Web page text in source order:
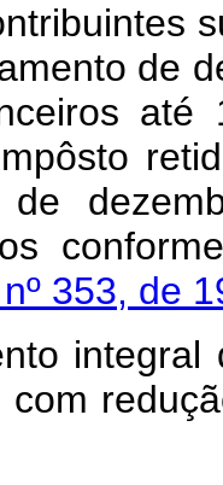
de
353, de
integral
com